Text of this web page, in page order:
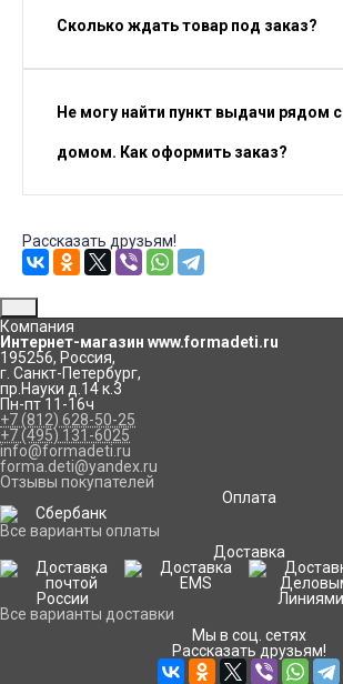
Сколько ждать товар под заказ?
Не могу найти пункт выдачи рядом с
домом. Как оформить заказ?
Рассказать друзьям!
Компания
Интернет-магазин www.formadeti.ru
195256, Россия,
г. Санкт-Петербург,
пр.Науки д.14 к.3
Пн-пт 11-16ч
+7 (812) 628-50-25
+7 (495) 131-6025
info@formadeti.ru
forma.deti@yandex.ru
Отзывы покупателей
Оплата
Все варианты оплаты
Доставка
Все варианты доставки
Мы в соц. сетях
Рассказать друзьям!